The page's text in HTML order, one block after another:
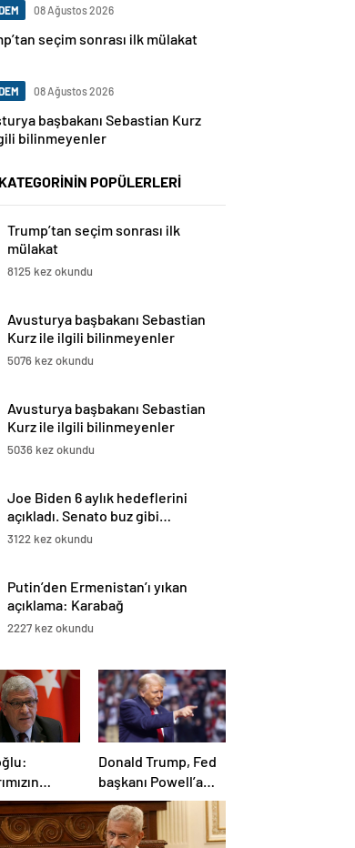
08 Ağustos 2026
seçim sonrası ilk mülakat
08 Ağustos 2026
başbakanı Sebastian Kurz
bilinmeyenler
KATEGORİNİN POPÜLERLERİ
Trump’tan seçim sonrası ilk
mülakat
8125 kez okundu
Avusturya başbakanı Sebastian
Kurz ile ilgili bilinmeyenler
5076 kez okundu
Avusturya başbakanı Sebastian
Kurz ile ilgili bilinmeyenler
5036 kez okundu
Joe Biden 6 aylık hedeflerini
açıkladı. Senato buz gibi…
3122 kez okundu
Putin’den Ermenistan’ı yıkan
açıklama: Karabağ
Azerbaycan’ın ayrılmaz bir
2227 kez okundu
Donald Trump, Fed
başkanı Powell’a
hakaret etti: Aptal